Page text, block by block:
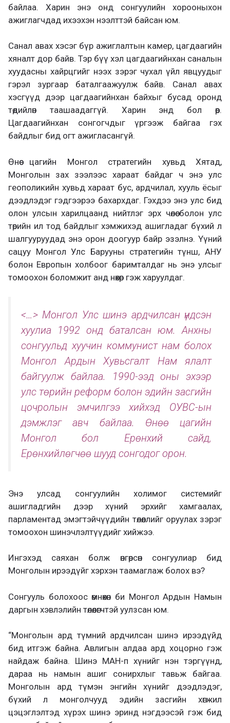
байлаа. Харин энэ онд сонгуулийн хорооныхон
ажиглагчдад ихээхэн нээлттэй байсан юм.
Санал авах хэсэг бүр ажиглалтын камер, цагдаагийн
хяналт дор байв. Тэр бүү хэл цагдаагийнхан саналын
хуудасны хайрцгийг нээх зэрэг чухал үйл явцуудыг
гэрэл зургаар баталгаажуулж байв. Санал авах
хэсгүүд дээр цагдаагийнхан байхыг бусад оронд
төдийлөн таашаадаггүй. Харин энд бол өөр.
Цагдаагийнхан сонгогчдыг үргээж байгаа гэх
байдлыг бид огт ажигласангүй.
Өнөө цагийн Монгол стратегийн хувьд Хятад,
Монголын зах зээлээс хараат байдаг ч энэ улс
геополикийн хувьд хараат бус, ардчилал, хууль ёсыг
дээдлэдэг гэдгээрээ бахархдаг. Гэхдээ энэ улс бид
олон улсын харилцаанд нийтлэг эрх чөлөө болон улс
төрийн ил тод байдлыг хэмжихэд ашигладаг бүхий л
шалгууруудад энэ орон доогуур байр эзэлнэ. Үүний
сацуу Монгол Улс Барууны стратегийн түнш, АНУ
болон Европын холбоог баримталдаг нь энэ улсыг
томоохон боломжит анд нөхөр гэж харуулдаг.
<…> Монгол Улс шинэ ардчилсан үндсэн
хуулиа 1992 онд баталсан юм. Анхны
сонгуульд хуучин коммунист нам болох
Монгол Ардын Хувьсгалт Нам ялалт
байгуулж байлаа. 1990-ээд оны эхээр
улс төрийн реформ болон эдийн засгийн
цочролын эмчилгээ хийхэд ОУВС-ын
дэмжлэг авч байлаа. Өнөө цагийн
Монгол бол Ерөнхий сайд,
Ерөнхийлөгчөө шууд сонгодог орон.
Энэ улсад сонгуулийн холимог системийг
ашигладгийн дээр хүний эрхийг хамгаалах,
парламентад эмэгтэйчүүдийн төлөөллийг оруулах зэрэг
томоохон шинэчлэлтүүдийг хийжээ.
Ингэхэд саяхан болж өнгөрсөн сонгуулиар бид
Монголын ирээдүйг хэрхэн таамаглаж болох вэ?
Сонгууль болохоос өмнөхөн би Монгол Ардын Намын
даргын хэвлэлийн төлөөлөгчтэй уулзсан юм.
“Монголын ард түмний ардчилсан шинэ ирээдүйд
бид итгэж байна. Авлигын алдаа ард хоцорно гэж
найдаж байна. Шинэ МАН-п хүнийг нэн тэргүүнд,
дараа нь намын ашиг сонирхлыг тавьж байгаа.
Монголын ард түмэн энгийн хүнийг дээдлэдэг,
бүхий л монголчууд эдийн засгийн хөгжил
цэцэглэлтэд хүрэх шинэ эринд нэгдээсэй гэж бид